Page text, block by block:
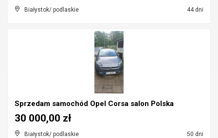
Białystok/ podlaskie 44 dni
Sprzedam samochód Opel Corsa salon Polska
Białystok/ podlaskie 50 dni
30 000,00 zł